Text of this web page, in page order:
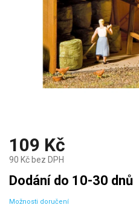
109 Kč
90 Kč bez DPH
Měrná
cena:
Dodání do 10-30 dnů
Možnosti doručení